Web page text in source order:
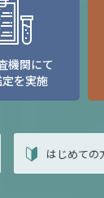
機関にて
を実施
はじめての